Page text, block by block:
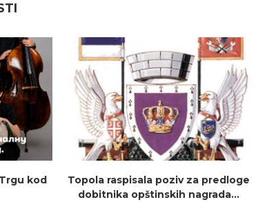
kod
Topola raspisala poziv za predloge
dobitnika opštinskih nagrada...